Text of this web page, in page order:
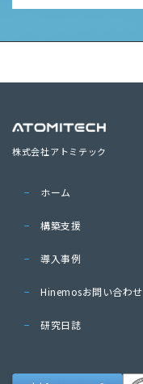
株式会社アトミテック
ホーム
構築支援
導入事例
Hinemosお問い合わせ
研究日誌